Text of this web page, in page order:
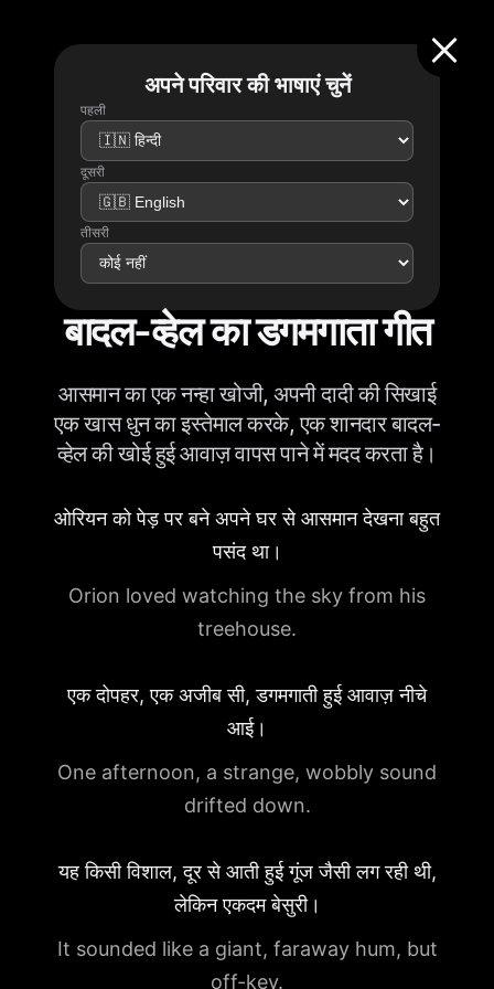
अपने परिवार की भाषाएं चुनें
पहली
दूसरी
तीसरी
बादल-व्हेल का डगमगाता गीत
आसमान का एक नन्हा खोजी, अपनी दादी की सिखाई
एक खास धुन का इस्तेमाल करके, एक शानदार बादल-
व्हेल की खोई हुई आवाज़ वापस पाने में मदद करता है।
ओरियन को पेड़ पर बने अपने घर से आसमान देखना बहुत
पसंद था।
Orion loved watching the sky from his
treehouse.
एक दोपहर, एक अजीब सी, डगमगाती हुई आवाज़ नीचे
आई।
One afternoon, a strange, wobbly sound
drifted down.
यह किसी विशाल, दूर से आती हुई गूंज जैसी लग रही थी,
लेकिन एकदम बेसुरी।
It sounded like a giant, faraway hum, but
off-key.